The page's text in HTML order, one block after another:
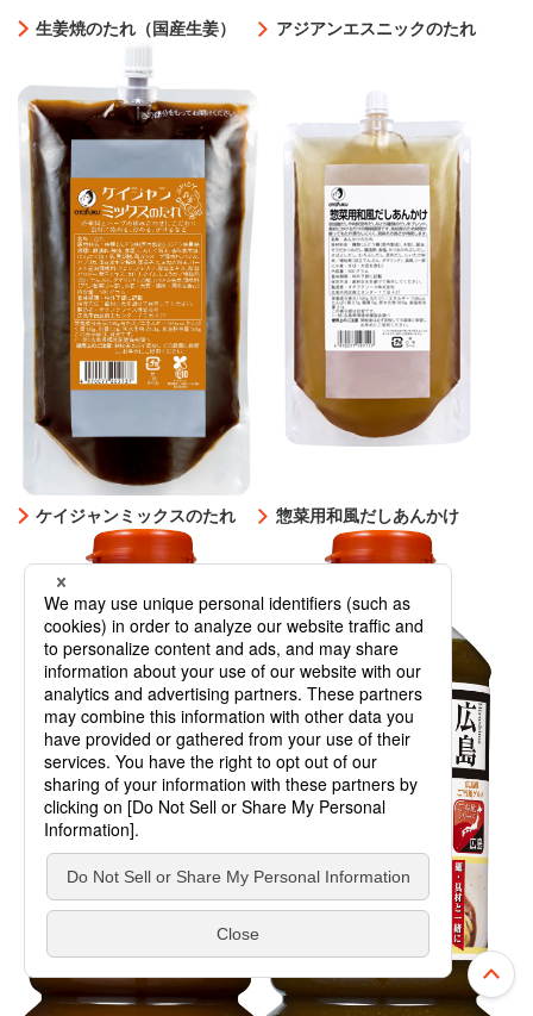
生姜焼のたれ（国産生姜） アジアンエスニックのたれ
ケイジャンミックスのたれ 惣菜用和風だしあんかけ